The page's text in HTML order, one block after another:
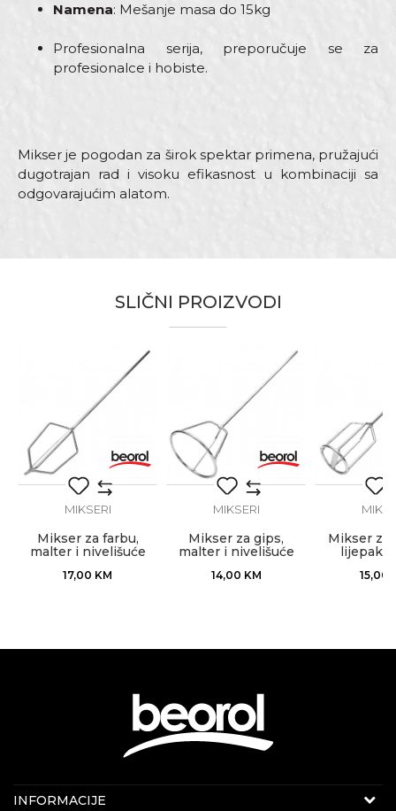
Namena: Mešanje masa do 15kg
Profesionalna serija, preporučuje se za
profesionalce i hobiste.
Mikser je pogodan za širok spektar primena, pružajući
dugotrajan rad i visoku efikasnost u kombinaciji sa
odgovarajućim alatom.
Beorol
Namjena
Koristi se za mašinsko miješanje
masa najrazličitijih vrsta
Prihvat
Cilindrični prihvat
Poruka
POŠALJI
SLIČNI PROIZVODI
MIKSERI
Mikser za farbu,
malter i nivelišuće
17,00 KM
MIKSERI
Mikser za gips,
malter i nivelišuće
14,00 KM
Mikser za
lijepak,
15,00
Internet prodaja
INFORMACIJE